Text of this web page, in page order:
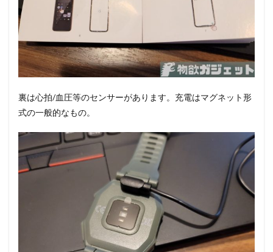
裏は心拍/血圧等のセンサーがあります。充電はマグネット形
式の一般的なもの。